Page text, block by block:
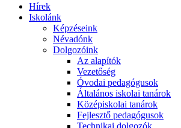
Hírek
Iskolánk
Képzéseink
Névadónk
Dolgozóink
Az alapítók
Vezetőség
Óvodai pedagógusok
Általános iskolai tanárok
Középiskolai tanárok
Fejlesztő pedagógusok
Technikai dolgozók